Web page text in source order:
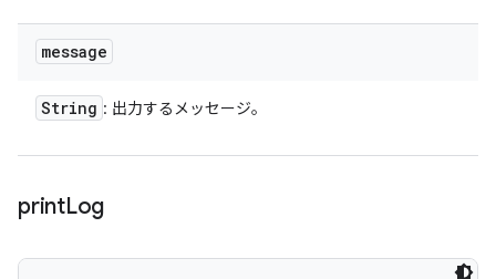
message
String : 出力するメッセージ。
printLog